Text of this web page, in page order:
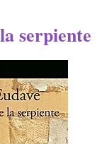
serpiente